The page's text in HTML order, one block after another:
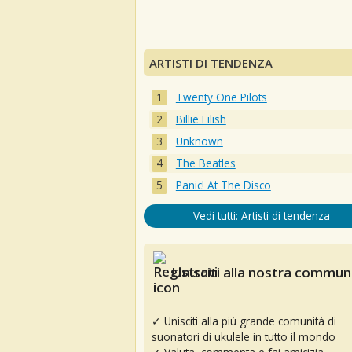
ARTISTI DI TENDENZA
Twenty One Pilots
Billie Eilish
Unknown
The Beatles
Panic! At The Disco
Vedi tutti: Artisti di tendenza
Unisciti alla nostra
✓ Unisciti alla più grande comunità di
suonatori di ukulele in tutto il mondo